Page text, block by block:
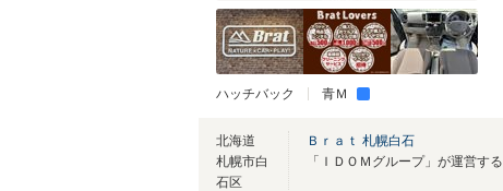
ハッチバック 青Ｍ
北海道
札幌市白
石区
Ｂｒａｔ 札幌白石